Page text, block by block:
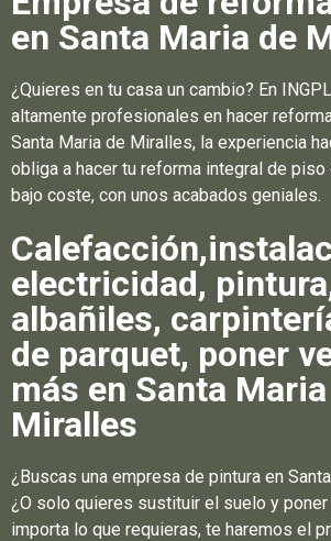
en Santa Maria de
¿Quieres en tu casa un cambio? En
altamente profesionales en hacer
Santa Maria de Miralles, la experiencia
obliga a hacer tu reforma integral de piso
bajo coste, con unos acabados geniales.
electricidad,
albañiles,
de parquet, poner
más en Santa
Miralles
¿Buscas una empresa de pintura en
¿O solo quieres sustituir el suelo y poner
importa lo que requieras, te haremos el